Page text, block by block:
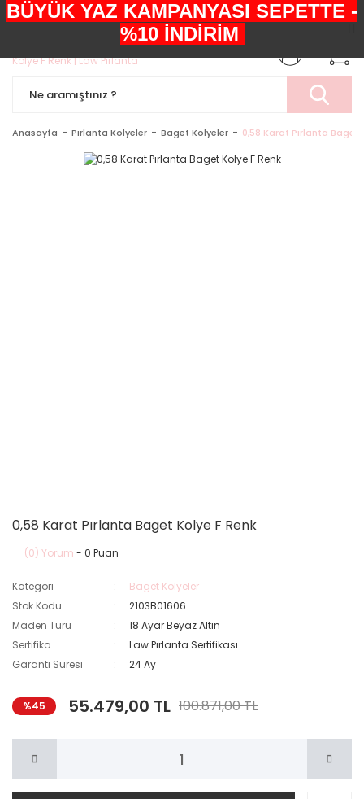
+90552 303 05 29
Anasayfa Pırlanta Kolyeler Baget Kolyeler 0,58 Karat Pırlanta Baget
0,58 Karat Pırlanta Baget Kolye F Renk
(0) Yorum - 0 Puan
Kategori
Baget Kolyeler
Stok Kodu
2103B01606
Maden Türü
18 Ayar Beyaz Altın
Sertifika
Law Pırlanta Sertifikası
Garanti Süresi
24 Ay
%45 55.479,00 TL 100.871,00 TL
BÜYÜK YAZ KAMPANYASI SEPETTE -
%10 İNDİRİM